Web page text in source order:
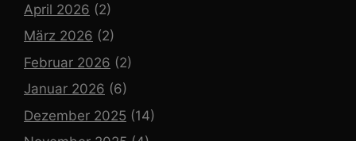
April 2026 (2)
März 2026 (2)
Februar 2026 (2)
Januar 2026 (6)
Dezember 2025 (14)